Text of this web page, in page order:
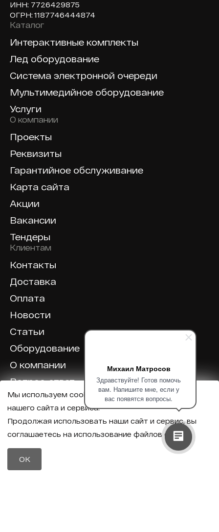
Михаил Матросов
Здравствуйте! Готов помочь
вам. Напишите мне, если у
вас появятся вопросы.
ИНН: 7726429875
ОГРН: 1187746444874
Доп навигация по сайту
Каталог
Интерактивные комплекты
Лед оборудование
Система электронной очереди
Мультимедийное оборудование
Услуги
О компании
Проекты
Реквизиты
Гарантийное обслуживание
Карта сайта
Акции
Вакансии
Тендеры
Клиентам
Контакты
Доставка
Оплата
Новости
Статьи
Оборудование
О компании
Вопрос-ответ
Отзывы
Политика конфиденциальности
Политика обработки персональных данных
8 (800) 600-40-37
Мы используем cookie для корректной работы
нашего сайта и сервиса.
Продолжая использовать наши сайт и сервис, вы
соглашаетесь на использование файлов cookie.
OK